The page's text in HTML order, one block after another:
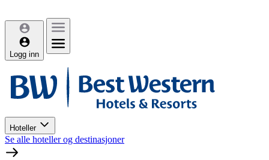
Logg inn
Hoteller
Se alle hoteller og destinasjoner